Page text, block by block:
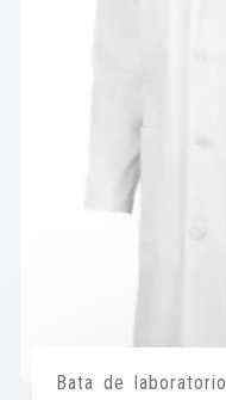
Bata de laboratorio